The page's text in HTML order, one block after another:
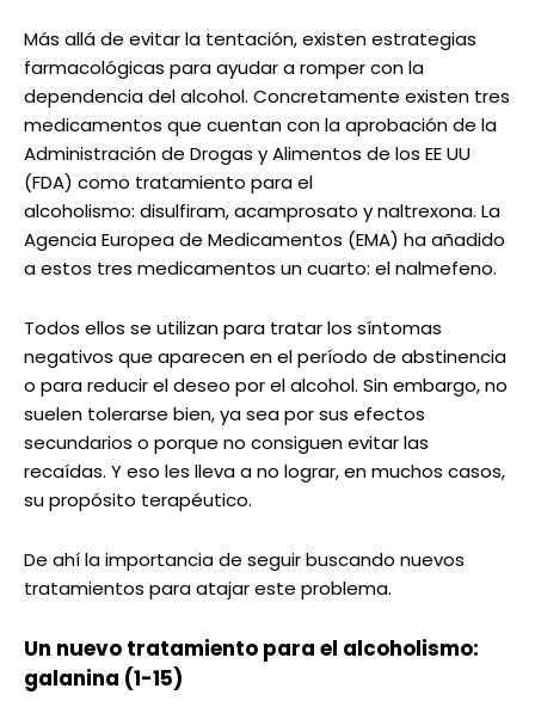
Más allá de evitar la tentación, existen estrategias
farmacológicas para ayudar a romper con la
dependencia del alcohol. Concretamente existen tres
medicamentos que cuentan con la aprobación de la
Administración de Drogas y Alimentos de los EE UU
(FDA) como tratamiento para el
alcoholismo: disulfiram, acamprosato y naltrexona. La
Agencia Europea de Medicamentos (EMA) ha añadido
a estos tres medicamentos un cuarto: el nalmefeno.
Todos ellos se utilizan para tratar los síntomas
negativos que aparecen en el período de abstinencia
o para reducir el deseo por el alcohol. Sin embargo, no
suelen tolerarse bien, ya sea por sus efectos
secundarios o porque no consiguen evitar las
recaídas. Y eso les lleva a no lograr, en muchos casos,
su propósito terapéutico.
De ahí la importancia de seguir buscando nuevos
tratamientos para atajar este problema.
Un nuevo tratamiento para el alcoholismo:
galanina (1-15)